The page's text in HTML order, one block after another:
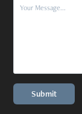
Submit